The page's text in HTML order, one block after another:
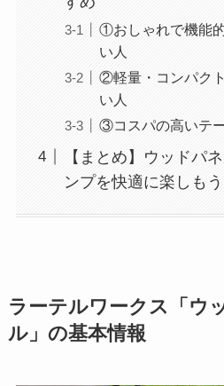
①おしゃれで機能
い人
②軽量・コンパク
い人
③コスパの高いテ
【まとめ】ウッドパ
ンプを快適に楽しもう
ラーテルワークス「ウ
ル」の基本情報